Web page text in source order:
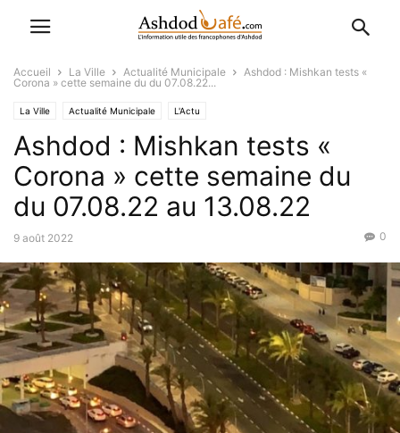
Accueil La Ville Actualité Municipale
Ashdod : Mishkan tests «
Corona » cette semaine du du 07.08.22...
La Ville Actualité Municipale L'Actu
Ashdod : Mishkan tests «
Corona » cette semaine du
du 07.08.22 au 13.08.22
9 août 2022 0